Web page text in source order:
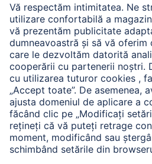
A.N.P.C.
A.N.P.C. SAL
Companie
Istoria companiei
Hama Mondial